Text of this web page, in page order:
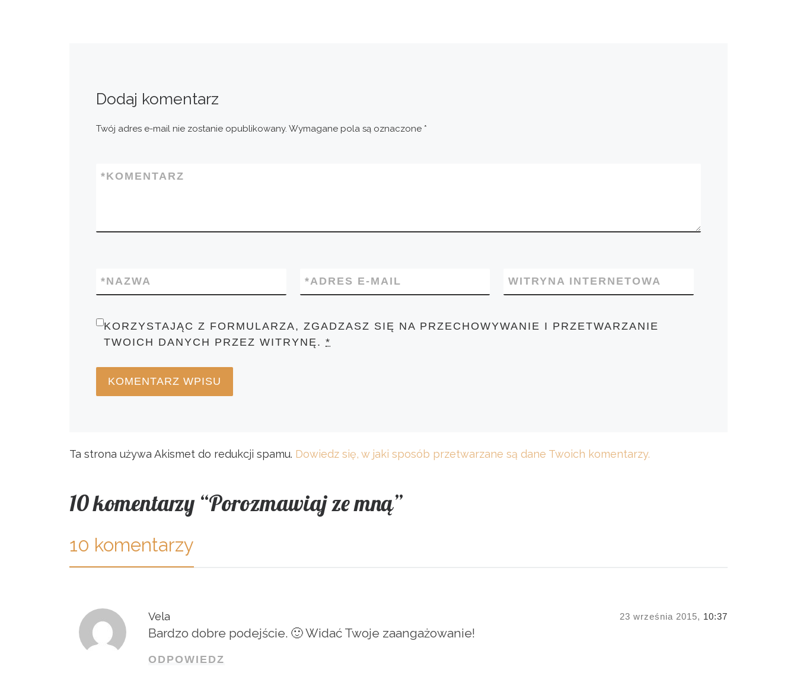
Dodaj komentarz
Twój adres e-mail nie zostanie opublikowany. Wymagane pola są oznaczone *
KOMENTARZ
*
NAZWA
* ADRES E-MAIL
* WITRYNA INTERNETOWA
KORZYSTAJĄC Z FORMULARZA, ZGADZASZ SIĘ NA PRZECHOWYWANIE I PRZETWARZANIE
TWOICH DANYCH PRZEZ WITRYNĘ.*
Ta strona używa Akismet do redukcji spamu. Dowiedz się, w jaki sposób przetwarzane są dane Twoich komentarzy.
10 komentarzy “Porozmawiaj ze mną”
10 komentarzy
Vela 23 września 2015, 10:37
Bardzo dobre podejście. 🙂 Widać Twoje zaangażowanie!
ODPOWIEDZ